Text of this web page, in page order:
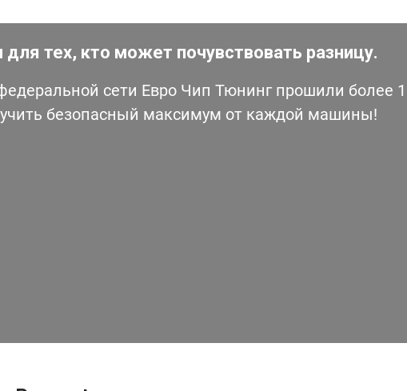
тех, кто может почувствовать разницу.
сети Евро Чип Тюнинг прошили более
безопасный максимум от каждой машины!